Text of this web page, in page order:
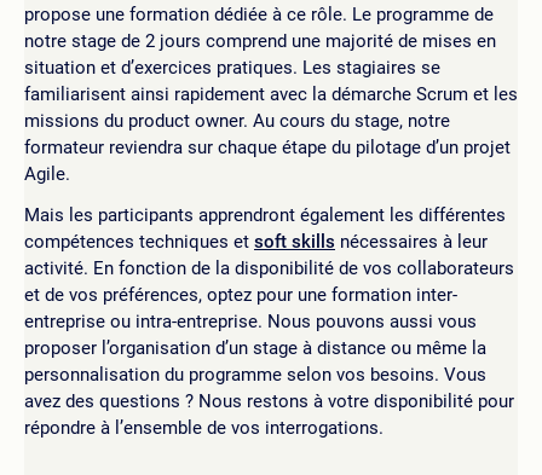
propose une formation dédiée à ce rôle. Le programme de
notre stage de 2 jours comprend une majorité de mises en
situation et d’exercices pratiques. Les stagiaires se
familiarisent ainsi rapidement avec la démarche Scrum et les
missions du product owner. Au cours du stage, notre
formateur reviendra sur chaque étape du pilotage d’un projet
Agile.
Mais les participants apprendront également les différentes
compétences techniques et soft skills nécessaires à leur
activité. En fonction de la disponibilité de vos collaborateurs
et de vos préférences, optez pour une formation inter-
entreprise ou intra-entreprise. Nous pouvons aussi vous
proposer l’organisation d’un stage à distance ou même la
personnalisation du programme selon vos besoins. Vous
avez des questions ? Nous restons à votre disponibilité pour
répondre à l’ensemble de vos interrogations.